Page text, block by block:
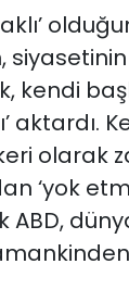
kendi
aktardı.
olarak
‘yok